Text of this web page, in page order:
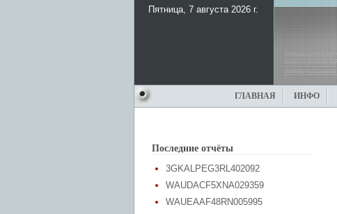
Пятница, 7 августа 2026 г.
ГЛАВНАЯ ИНФО
Последние отчёты
3GKALPEG3RL402092
WAUDACF5XNA029359
WAUEAAF48RN005995